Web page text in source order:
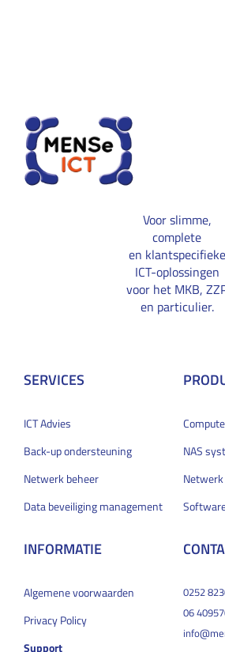
Voor slimme,
complete
en klantspecifieke
ICT-oplossingen
voor het MKB,
en particulier.
SERVICES
ICT Advies
Back-up ondersteuning
Netwerk beheer
Data beveiliging management
NAS
Netwerk
INFORMATIE
Algemene voorwaarden
Privacy Policy
Support
0252
06